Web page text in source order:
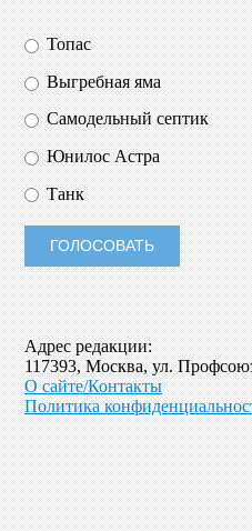
Топас
Выгребная яма
Самодельный септик
Юнилос Астра
Танк
Адрес редакции:
117393, Москва, ул.
О сайте/Контакты
Политика